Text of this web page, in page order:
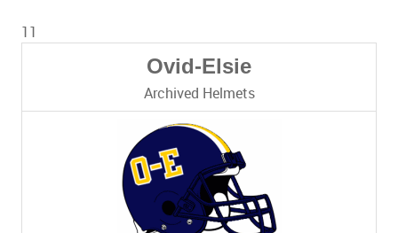
11
Ovid-Elsie
Archived Helmets